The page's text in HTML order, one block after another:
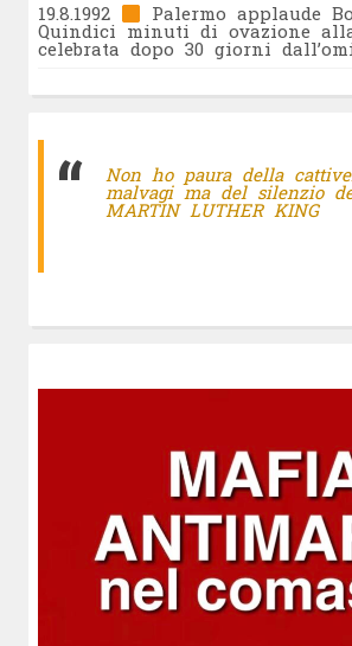
19.8.1992
Palermo applaude
Quindici minuti di ovazione
celebrata dopo 30 giorni
Non ho paura della
malvagi ma del silenzio
MARTIN LUTHER KING